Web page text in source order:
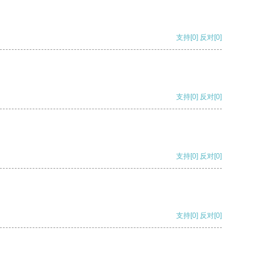
支持[0] 反对[0]
支持[0] 反对[0]
支持[0] 反对[0]
支持[0] 反对[0]